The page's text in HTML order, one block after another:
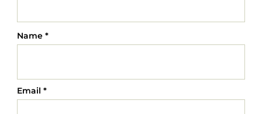
Name *
Email *